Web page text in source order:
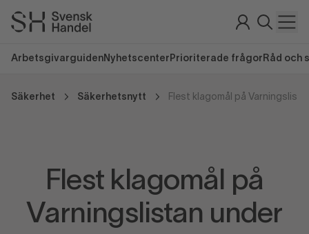
Arbetsgivarguiden Nyhetscenter Prioriterade frågor Råd och
Säkerhet Säkerhetsnytt
Flest klagomål på
Varningslistan under